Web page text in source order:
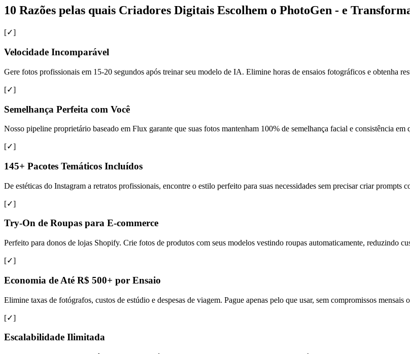
10 Razões pelas quais Criadores Digitais Escolhem o PhotoGen - e
[✓]
Velocidade Incomparável
Gere fotos profissionais em 15-20 segundos após treinar seu modelo de IA. Elimine horas de ensaios fotográficos e obtenha
[✓]
Semelhança Perfeita com Você
Nosso pipeline proprietário baseado em Flux garante que suas fotos mantenham 100% de semelhança facial e consistência em
[✓]
145+ Pacotes Temáticos Incluídos
De estéticas do Instagram a retratos profissionais, encontre o estilo perfeito para suas necessidades sem precisar criar prompts
[✓]
Try-On de Roupas para E-commerce
Perfeito para donos de lojas Shopify. Crie fotos de produtos com seus modelos vestindo roupas automaticamente, reduzindo
[✓]
Economia de Até R$ 500+ por Ensaio
Elimine taxas de fotógrafos, custos de estúdio e despesas de viagem. Pague apenas pelo que usar, sem compromissos mensais
[✓]
Escalabilidade Ilimitada